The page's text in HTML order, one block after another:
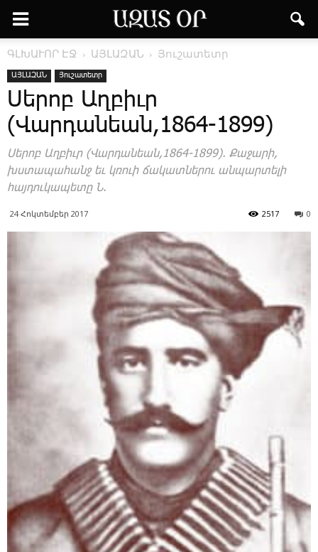
ԳԼԽԱՒՈՐ ԷՋ ԱՅԼԱԶԱՆ Յուշատետր
ԱՅԼԱԶԱՆ Յուշատետր
Սերոբ Աղբիւր
(Վարդանեան,1864-1899)
­Սե­րոբ Աղ­բիւր (­Վար­դա­նեան,1864-1899). ­Քա­ջա­րի,
խստա­պա­հանջ եւ կռո­ւի ճա­կատ­նե­րու ան­պար­տե­լի
հայ­դու­կա­պե­տը Ն.
24 Հոկտեմբեր 2017 0
2517